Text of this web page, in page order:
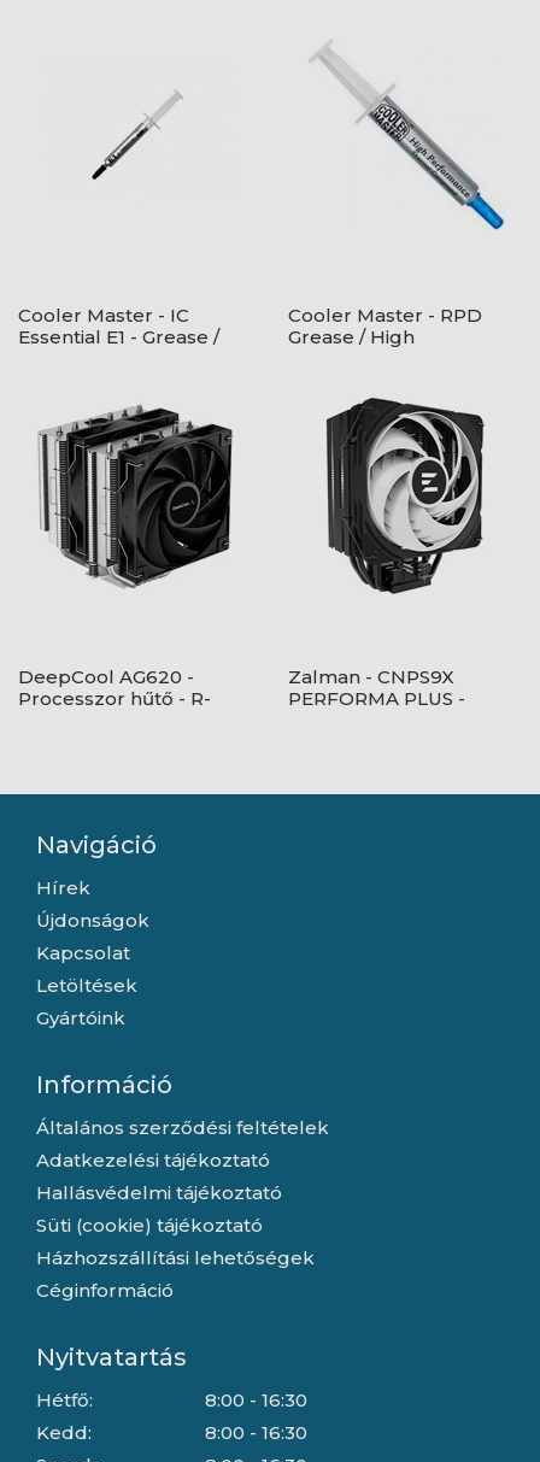
Cooler Master - IC
Essential E1 - Grease /
Cooler Master - RPD
Grease / High
DeepCool AG620 -
Processzor hűtő - R-
Zalman - CNPS9X
PERFORMA PLUS -
Navigáció
Hírek
Újdonságok
Kapcsolat
Letöltések
Gyártóink
Információ
Általános szerződési feltételek
Adatkezelési tájékoztató
Hallásvédelmi tájékoztató
Süti (cookie) tájékoztató
Házhozszállítási lehetőségek
Céginformáció
Nyitvatartás
Hétfő:
Kedd:
8:00 - 16:30
8:00 - 16:30